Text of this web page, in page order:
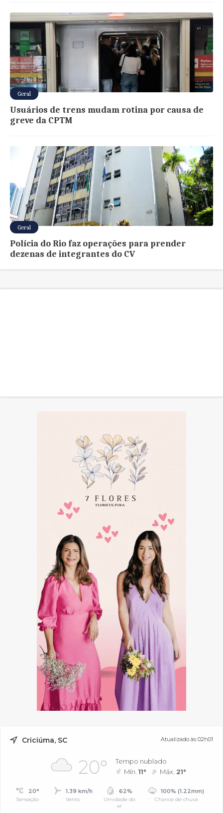
Geral
Usuários de trens mudam rotina por causa de
greve da CPTM
Geral
Polícia do Rio faz operações para prender
dezenas de integrantes do CV
Criciúma, SC Atualizado às 02h01
20°
Tempo nublado
Mín.11° Máx. 21°
20°
Sensação
1.39 km/h
Vento
62%
Umidade do
ar
100% (1.22mm)
Chance de chuva